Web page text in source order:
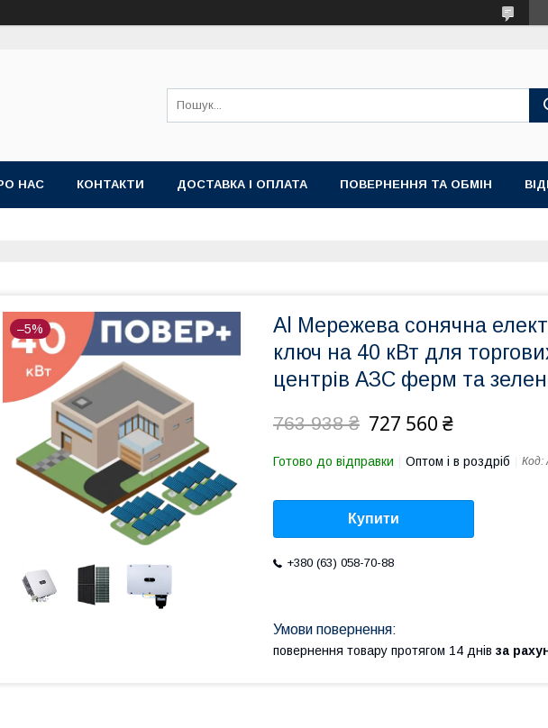
НАС КОНТАКТИ ДОСТАВКА І ОПЛАТА ПОВЕРНЕННЯ ТА ОБМІН
–5%
Al Мережева сонячна
ключ на 40 кВт для
центрів АЗС ферм та
763 938 ₴ 727 560 ₴
Готово до відправки Оптом і в роздріб Код:
Купити
+380 (63) 058-70-88
повернення товару протягом 14 днів за